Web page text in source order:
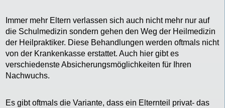
Immer mehr Eltern verlassen sich auch nicht mehr nur auf
die Schulmedizin sondern gehen den Weg der Heilmedizin
der Heilpraktiker. Diese Behandlungen werden oftmals nicht
von der Krankenkasse erstattet. Auch hier gibt es
verschiedenste Absicherungsmöglichkeiten für Ihren
Nachwuchs.
Es gibt oftmals die Variante, dass ein Elternteil privat- das